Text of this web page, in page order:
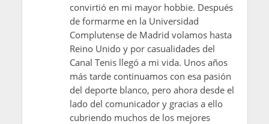
convirtió en mi mayor hobbie. Después
de formarme en la Universidad
Complutense de Madrid volamos hasta
Reino Unido y por casualidades del
Canal Tenis llegó a mi vida. Unos años
más tarde continuamos con esa pasión
del deporte blanco, pero ahora desde el
lado del comunicador y gracias a ello
cubriendo muchos de los mejores